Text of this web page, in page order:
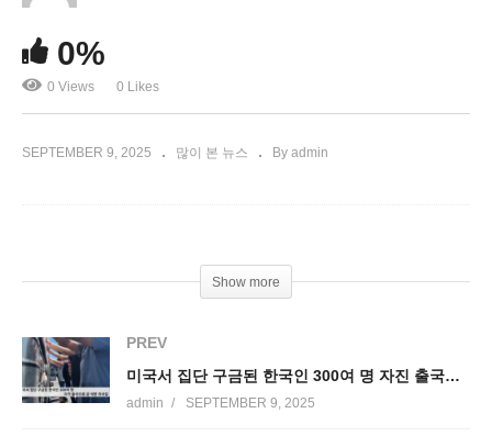
0%
0 Views 0 Likes
SEPTEMBER 9, 2025 많이 본 뉴스 By admin
Show more
PREV
미국서 집단 구금된 한국인 300여 명 자진 출국으로 곧 석방 귀국길
admin SEPTEMBER 9, 2025